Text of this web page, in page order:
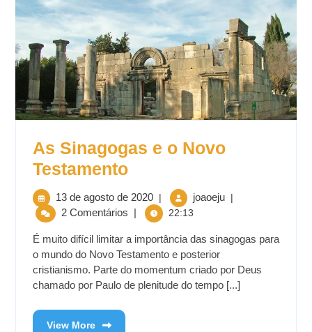
As Sinagogas e o Novo
Testamento
13 de agosto de 2020 | joaoeju |
2 Comentários | 22:13
É muito difícil limitar a importância das sinagogas para
o mundo do Novo Testamento e posterior
cristianismo. Parte do momentum criado por Deus
chamado por Paulo de plenitude do tempo [...]
View More